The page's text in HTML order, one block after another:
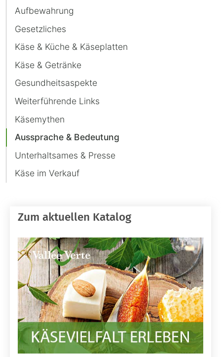
Aufbewahrung
Gesetzliches
Käse & Küche & Käseplatten
Käse & Getränke
Gesundheitsaspekte
Weiterführende Links
Käsemythen
Aussprache & Bedeutung
Unterhaltsames & Presse
Käse im Verkauf
Zum aktuellen Katalog